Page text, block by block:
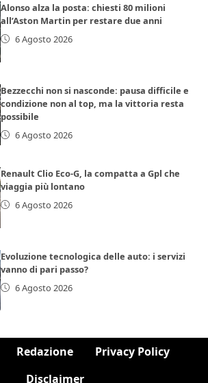
Alonso alza la posta: chiesti 80 milioni
all’Aston Martin per restare due anni
6 Agosto 2026
Bezzecchi non si nasconde: pausa difficile e
condizione non al top, ma la vittoria resta
possibile
6 Agosto 2026
Renault Clio Eco-G, la compatta a Gpl che
viaggia più lontano
6 Agosto 2026
Evoluzione tecnologica delle auto: i servizi
vanno di pari passo?
6 Agosto 2026
Redazione
Privacy Policy
Disclaimer